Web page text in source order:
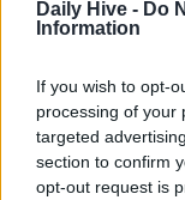
Daily Hive - Do
Information
If you wish to opt-
processing of your
targeted
section to confirm
opt-out request is
Beste
Heute